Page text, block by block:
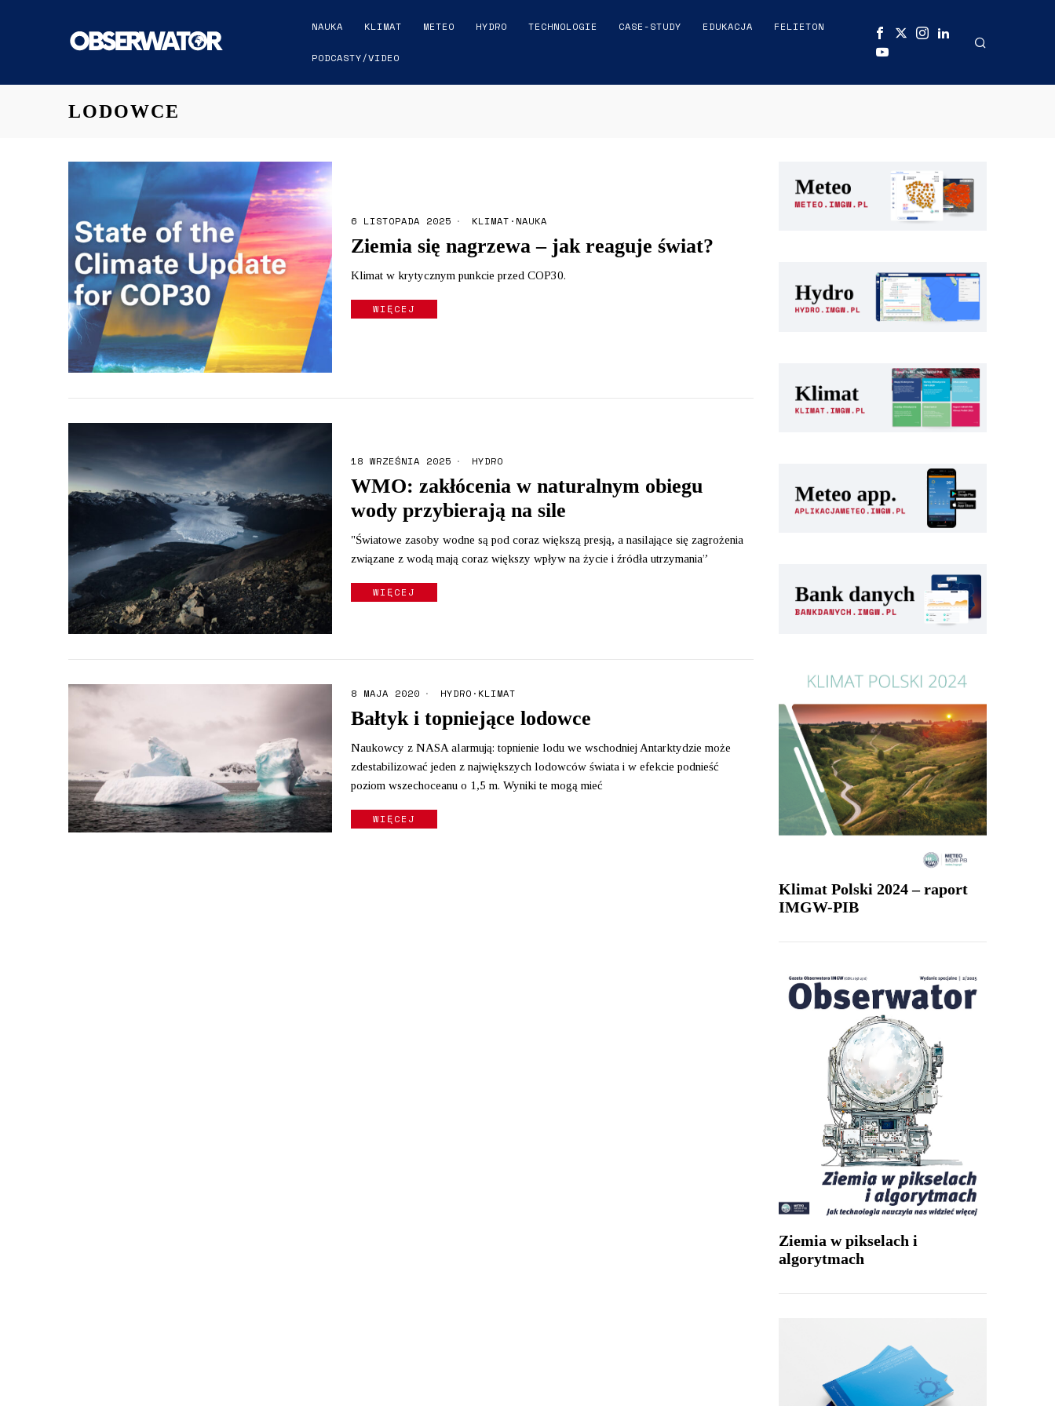
NAUKA KLIMAT METEO HYDRO TECHNOLOGIE CASE-STUDY EDUKACJA FELIETON
PODCASTY/VIDEO
LODOWCE
6 LISTOPADA 2025 KLIMAT · NAUKA
Ziemia się nagrzewa – jak reaguje świat?
Klimat w krytycznym punkcie przed COP30.
WIĘCEJ
18 WRZEŚNIA 2025 HYDRO
WMO: zakłócenia w naturalnym obiegu
wody przybierają na sile
"Światowe zasoby wodne są pod coraz większą presją, a nasilające się zagrożenia
związane z wodą mają coraz większy wpływ na życie i źródła utrzymania”
WIĘCEJ
8 MAJA 2020 HYDRO · KLIMAT
Bałtyk i topniejące lodowce
Naukowcy z NASA alarmują: topnienie lodu we wschodniej Antarktydzie może
zdestabilizować jeden z największych lodowców świata i w efekcie podnieść
poziom wszechoceanu o 1,5 m. Wyniki te mogą mieć
WIĘCEJ
Klimat Polski 2024 – raport
IMGW-PIB
Ziemia w pikselach i
algorytmach